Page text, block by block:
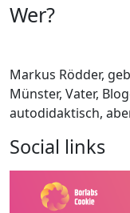
Wer?
Markus Rödder,
Münster, Vater,
autodidaktisch,
Social links